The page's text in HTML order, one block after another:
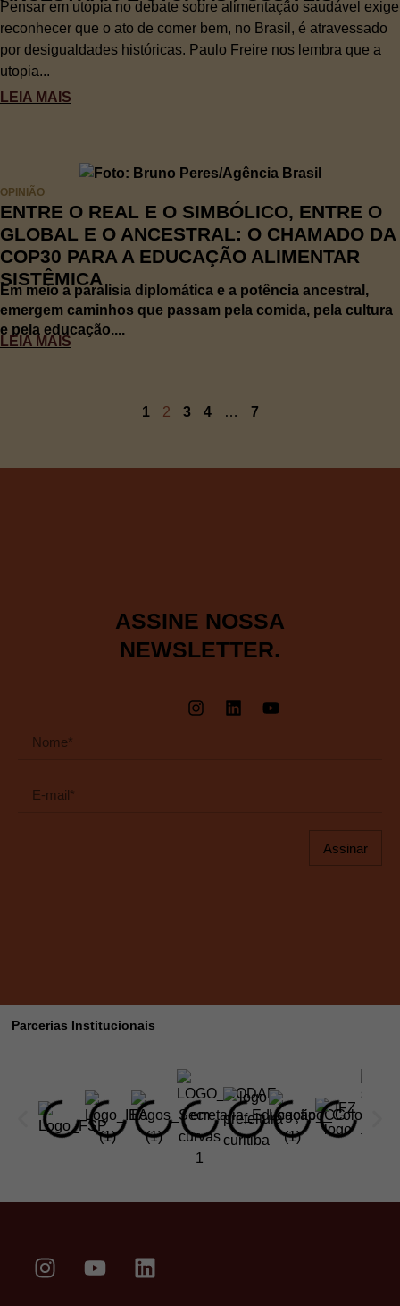
Pensar em utopia no debate sobre alimentação saudável exige
reconhecer que o ato de comer bem, no Brasil, é atravessado
por desigualdades históricas. Paulo Freire nos lembra que a
utopia...
LEIA MAIS
OPINIÃO
ENTRE O REAL E O SIMBÓLICO, ENTRE O
GLOBAL E O ANCESTRAL: O CHAMADO DA
COP30 PARA A EDUCAÇÃO ALIMENTAR
SISTÊMICA
Em meio a paralisia diplomática e a potência ancestral,
emergem caminhos que passam pela comida, pela cultura
e pela educação....
LEIA MAIS
1 2 3 4 … 7
ASSINE NOSSA
NEWSLETTER.
Assinar
Parcerias Institucionais